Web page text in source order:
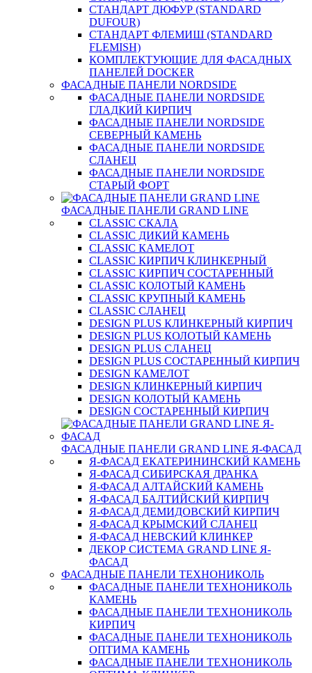
СТАНДАРТ ДЮФУР (STANDARD
DUFOUR)
СТАНДАРТ ФЛЕМИШ (STANDARD
FLEMISH)
КОМПЛЕКТУЮЩИЕ ДЛЯ ФАСАДНЫХ
ПАНЕЛЕЙ DOCKER
ФАСАДНЫЕ ПАНЕЛИ NORDSIDE
ФАСАДНЫЕ ПАНЕЛИ NORDSIDE
ГЛАДКИЙ КИРПИЧ
ФАСАДНЫЕ ПАНЕЛИ NORDSIDE
СЕВЕРНЫЙ КАМЕНЬ
ФАСАДНЫЕ ПАНЕЛИ NORDSIDE
СЛАНЕЦ
ФАСАДНЫЕ ПАНЕЛИ NORDSIDE
СТАРЫЙ ФОРТ
ФАСАДНЫЕ ПАНЕЛИ GRAND LINE
CLASSIC СКАЛА
CLASSIC ДИКИЙ КАМЕНЬ
CLASSIC КАМЕЛОТ
CLASSIC КИРПИЧ КЛИНКЕРНЫЙ
CLASSIC КИРПИЧ СОСТАРЕННЫЙ
CLASSIC КОЛОТЫЙ КАМЕНЬ
CLASSIC КРУПНЫЙ КАМЕНЬ
CLASSIC СЛАНЕЦ
DESIGN PLUS КЛИНКЕРНЫЙ КИРПИЧ
DESIGN PLUS КОЛОТЫЙ КАМЕНЬ
DESIGN PLUS СЛАНЕЦ
DESIGN PLUS СОСТАРЕННЫЙ КИРПИЧ
DESIGN КАМЕЛОТ
DESIGN КЛИНКЕРНЫЙ КИРПИЧ
DESIGN КОЛОТЫЙ КАМЕНЬ
DESIGN СОСТАРЕННЫЙ КИРПИЧ
ФАСАДНЫЕ ПАНЕЛИ GRAND LINE Я-ФАСАД
Я-ФАСАД ЕКАТЕРИНИНСКИЙ КАМЕНЬ
Я-ФАСАД СИБИРСКАЯ ДРАНКА
Я-ФАСАД АЛТАЙСКИЙ КАМЕНЬ
Я-ФАСАД БАЛТИЙСКИЙ КИРПИЧ
Я-ФАСАД ДЕМИДОВСКИЙ КИРПИЧ
Я-ФАСАД КРЫМСКИЙ СЛАНЕЦ
Я-ФАСАД НЕВСКИЙ КЛИНКЕР
ДЕКОР СИСТЕМА GRAND LINE Я-
ФАСАД
ФАСАДНЫЕ ПАНЕЛИ ТЕХНОНИКОЛЬ
ФАСАДНЫЕ ПАНЕЛИ ТЕХНОНИКОЛЬ
КАМЕНЬ
ФАСАДНЫЕ ПАНЕЛИ ТЕХНОНИКОЛЬ
КИРПИЧ
ФАСАДНЫЕ ПАНЕЛИ ТЕХНОНИКОЛЬ
ОПТИМА КАМЕНЬ
ФАСАДНЫЕ ПАНЕЛИ ТЕХНОНИКОЛЬ